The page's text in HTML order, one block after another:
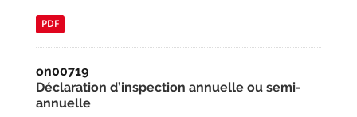
PDF
on00719
Déclaration d’inspection annuelle ou semi-
annuelle